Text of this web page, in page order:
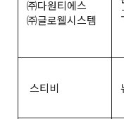
㈜다원티에스
㈜글로웰시스템
스티비